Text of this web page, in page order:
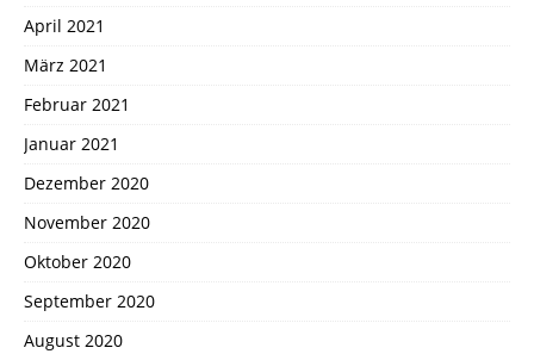
April 2021
März 2021
Februar 2021
Januar 2021
Dezember 2020
November 2020
Oktober 2020
September 2020
August 2020